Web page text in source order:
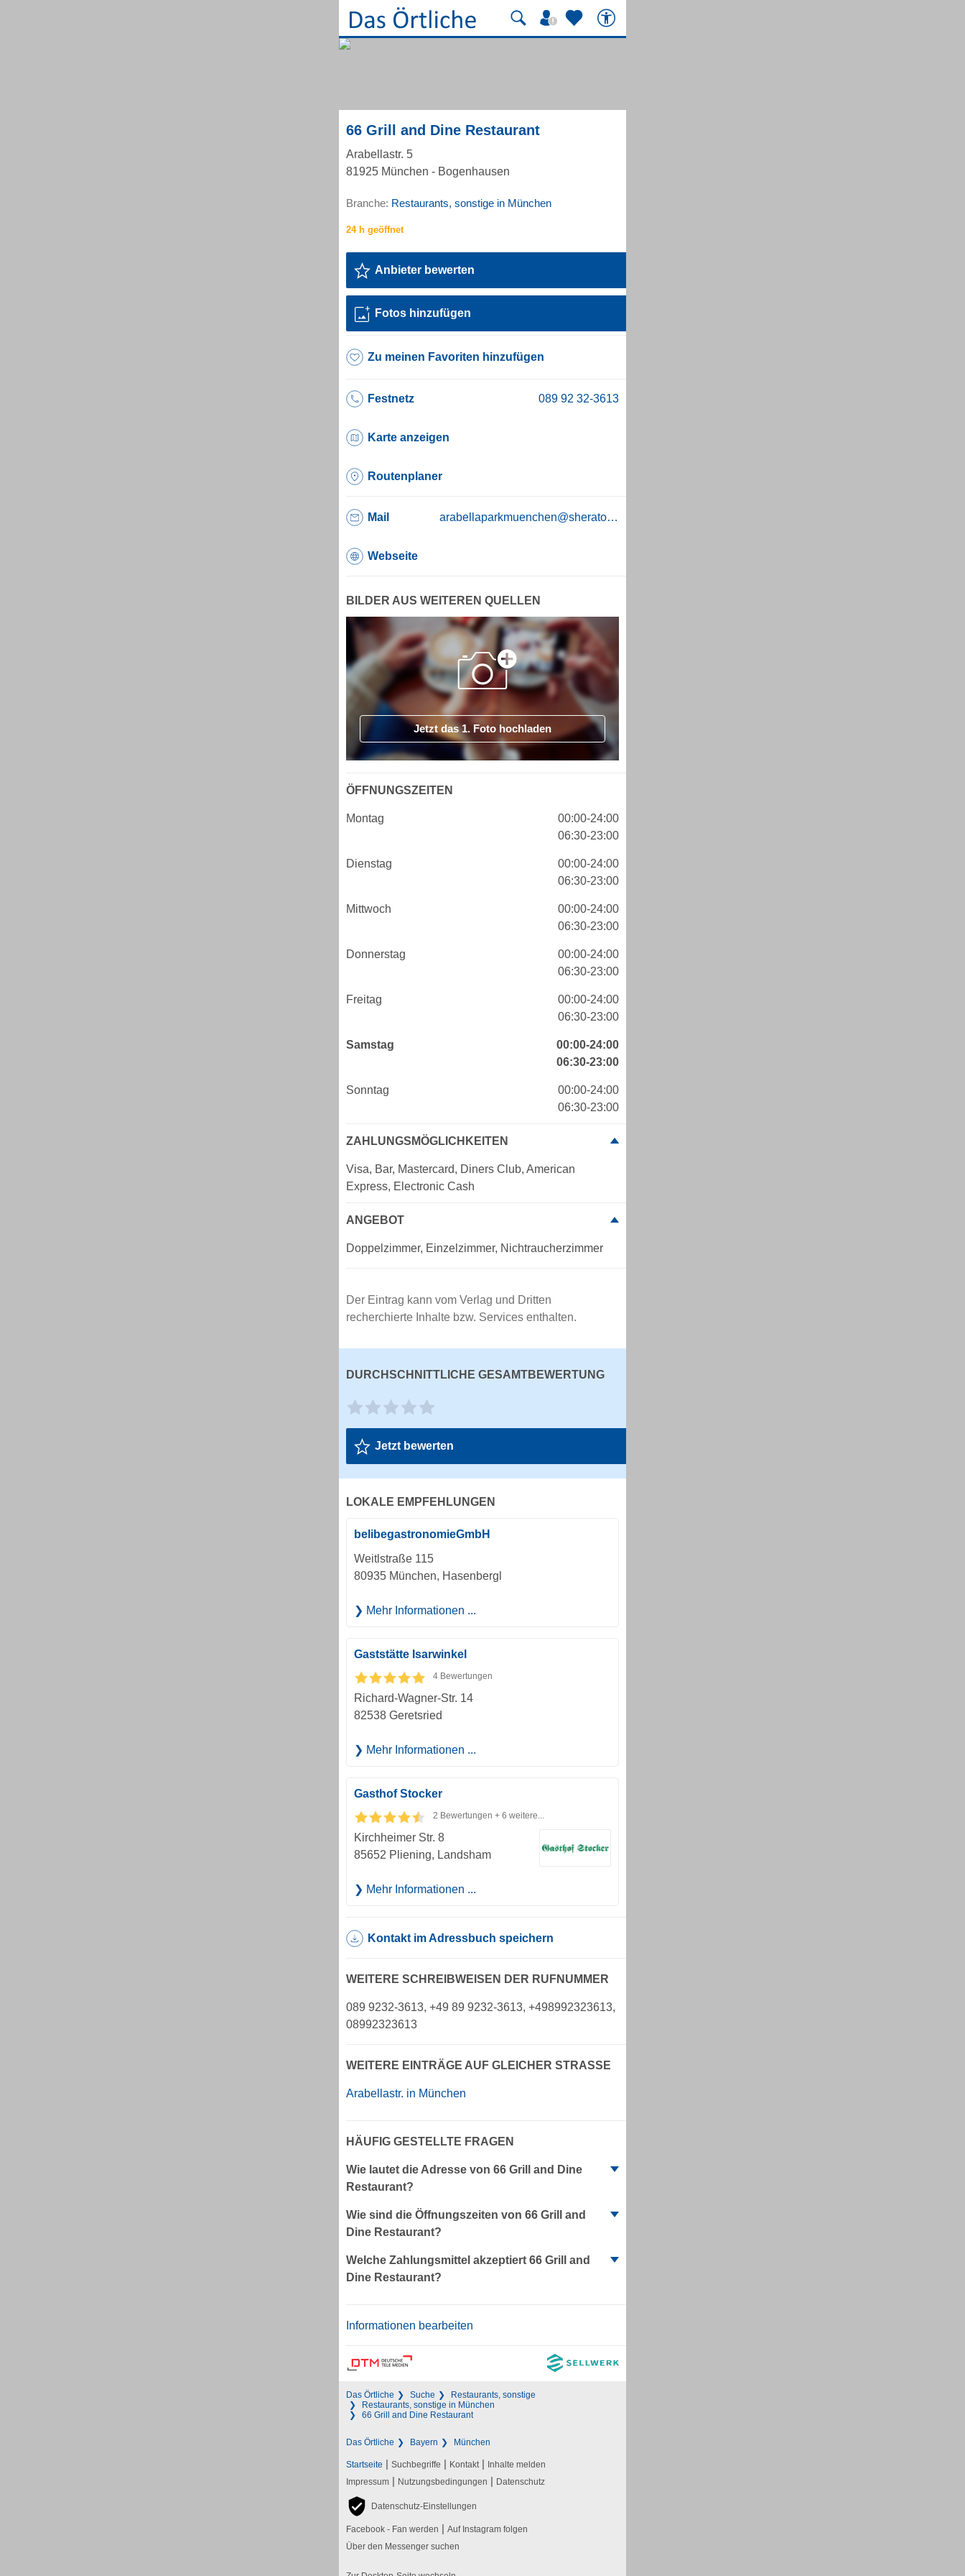
66 Grill and Dine Restaurant
Arabellastr. 5
81925 München - Bogenhausen
Branche: Restaurants, sonstige in München
Anbieter bewerten
Fotos hinzufügen
Zu meinen Favoriten hinzufügen
Festnetz
Karte anzeigen
Routenplaner
Mail arabellaparkmuenchen@sheraton.com
Webseite
BILDER AUS WEITEREN QUELLEN
Jetzt das 1. Foto hochladen
ÖFFNUNGSZEITEN
Montag
00:00-24:00
06:30-23:00
Dienstag
00:00-24:00
06:30-23:00
Mittwoch
00:00-24:00
06:30-23:00
Donnerstag
00:00-24:00
06:30-23:00
Freitag
00:00-24:00
06:30-23:00
Samstag
00:00-24:00
06:30-23:00
Sonntag
00:00-24:00
06:30-23:00
ZAHLUNGSMÖGLICHKEITEN
Visa, Bar, Mastercard, Diners Club, American
Express, Electronic Cash
ANGEBOT
Doppelzimmer, Einzelzimmer, Nichtraucherzimmer
Der Eintrag kann vom Verlag und Dritten
recherchierte Inhalte bzw. Services enthalten.
DURCHSCHNITTLICHE GESAMTBEWERTUNG
Jetzt bewerten
LOKALE EMPFEHLUNGEN
belibegastronomieGmbH
Weitlstraße 115
80935 München, Hasenbergl
Mehr Informationen ...
Gaststätte Isarwinkel
4 Bewertungen
Richard-Wagner-Str. 14
82538 Geretsried
Mehr Informationen ...
Gasthof Stocker
2 Bewertungen + 6 weitere...
Kirchheimer Str. 8
85652 Pliening, Landsham
Mehr Informationen ...
Kontakt im Adressbuch speichern
WEITERE SCHREIBWEISEN DER RUFNUMMER
089 9232-3613, +49 89 9232-3613, +498992323613,
08992323613
WEITERE EINTRÄGE AUF GLEICHER STRASSE
Arabellastr. in München
HÄUFIG GESTELLTE FRAGEN
Wie lautet die Adresse von 66 Grill and Dine
Restaurant?
Wie sind die Öffnungszeiten von 66 Grill and
Dine Restaurant?
Welche Zahlungsmittel akzeptiert 66 Grill and
Dine Restaurant?
Informationen bearbeiten
Das Örtliche Suche
Restaurants, sonstige
Restaurants, sonstige in München
66 Grill and Dine Restaurant
Das Örtliche Bayern München
Startseite | Suchbegriffe | Kontakt | Inhalte melden
Impressum | Nutzungsbedingungen | Datenschutz
Datenschutz-Einstellungen
Facebook - Fan werden | Auf Instagram folgen
Über den Messenger suchen